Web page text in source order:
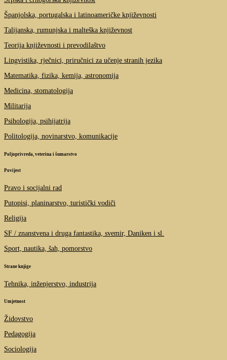
Španjolska, portugalska i latinoameričke književnosti
Talijanska, rumunjska i malteška književnost
Teorija književnosti i prevodilaštvo
Lingvistika, rječnici, priručnici za učenje stranih jezika
Matematika, fizika, kemija, astronomija
Medicina, stomatologija
Militarija
Psihologija, psihijatrija
Politologija, novinarstvo, komunikacije
Poljoprivreda, veterina i šumarstvo
Povijest
Pravo i socijalni rad
Putopisi, planinarstvo, turistički vodiči
Religija
SF / znanstvena i druga fantastika, svemir, Daniken i sl.
Sport, nautika, šah, pomorstvo
Strane knjige
Tehnika, inženjerstvo, industrija
Umjetnost
Židovstvo
Pedagogija
Sociologija